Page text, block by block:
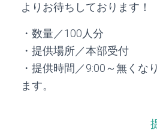
よりお待ちしております！
・数量／100人分
・提供場所／本部受付
・提供時間／9:00～無くな
ます。